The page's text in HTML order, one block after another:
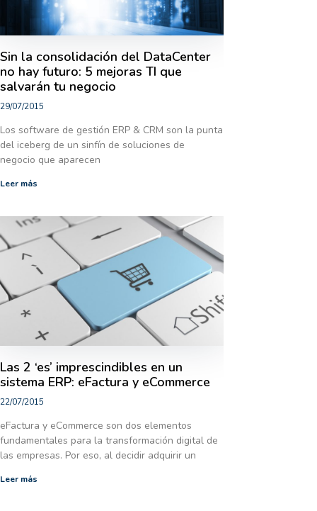
Sin la consolidación del DataCenter
no hay futuro: 5 mejoras TI que
salvarán tu negocio
29/07/2015
Los software de gestión ERP & CRM son la punta
del iceberg de un sinfín de soluciones de
negocio que aparecen
Leer más
Las 2 ‘es’ imprescindibles en un
sistema ERP: eFactura y eCommerce
22/07/2015
eFactura y eCommerce son dos elementos
fundamentales para la transformación digital de
las empresas. Por eso, al decidir adquirir un
Leer más